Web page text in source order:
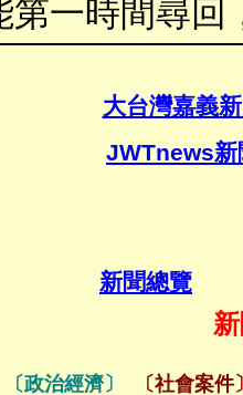
第一時間尋回
大台灣嘉義
JWTnews新
新聞總覽
〔政治經濟〕
〔社會案件